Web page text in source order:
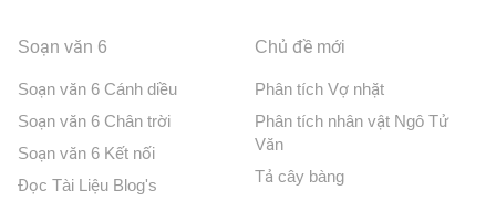
Soạn văn 6
Soạn văn 6 Cánh diều
Soạn văn 6 Chân trời
Soạn văn 6 Kết nối
Đọc Tài Liệu Blog's
Chủ đề mới
Phân tích Vợ nhặt
Phân tích nhân vật Ngô Tử
Văn
Tả cây bàng